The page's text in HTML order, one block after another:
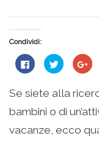
Condividi:
Fai
clic
su
Facebook
(Si
apre
una
nuova
Fai
clic
condividere
su
Twitter
(Si
in
una
Fai
clic
su
(Si
in
Se siete alla
bambini o di
vacanze, ecco